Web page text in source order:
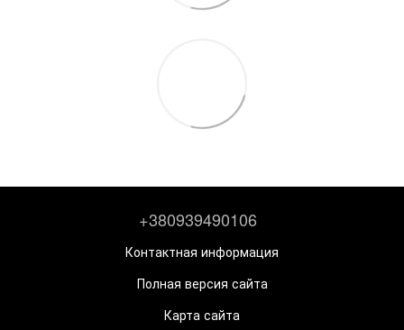
+380939490106
Контактная информация
Полная версия сайта
Карта сайта